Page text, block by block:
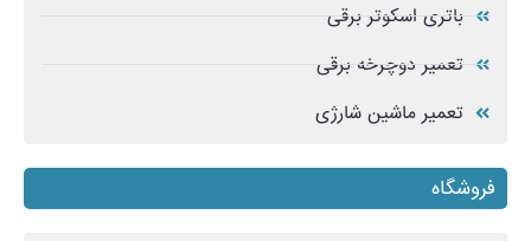
باتری اسکوتر برقی
تعمیر دوچرخه برقی
تعمیر ماشین شارژی
فروشگاه